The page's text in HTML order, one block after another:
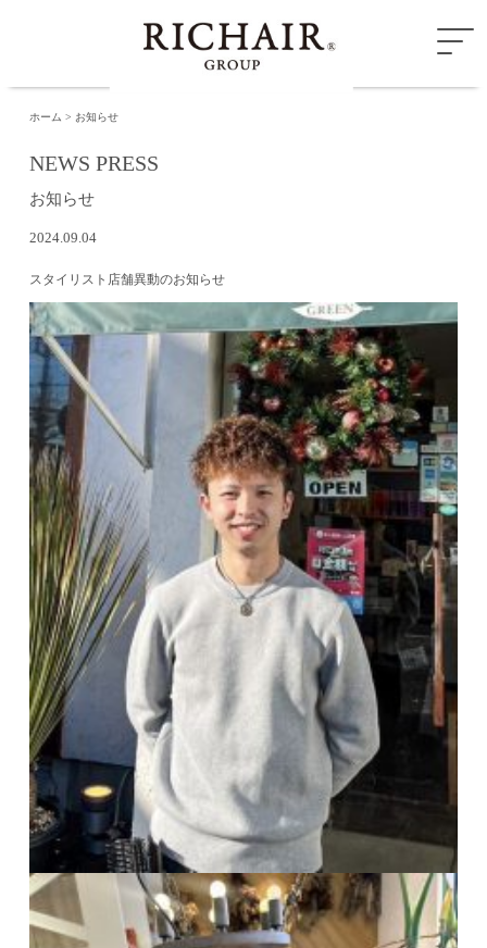
ホーム お知らせ
NEWS PRESS
お知らせ
2024.09.04
スタイリスト店舗異動のお知らせ